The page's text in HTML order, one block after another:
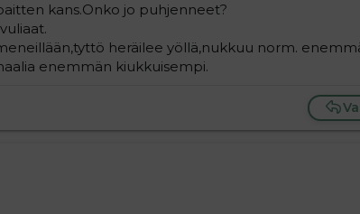
kans.Onko jo puhjenneet?
heräilee yöllä,nukkuu norm.
enemmän kiukkuisempi.